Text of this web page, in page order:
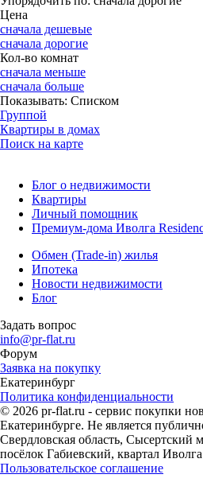
Цена
сначала дешевые
сначала дорогие
Кол-во комнат
сначала меньше
сначала больше
Показывать: Списком
Группой
Квартиры в домах
Поиск на карте
Блог о недвижимости
Квартиры
Личный помощник
Премиум-дома Иволга
Обмен (Trade-in) жилья
Ипотека
Новости недвижимости
Блог
Задать вопрос
info@pr-flat.ru
Форум
Заявка на покупку
Екатеринбург
Политика конфиденциальности
© 2026 pr-flat.ru - сервис покупки
Екатеринбурге. Не является
Свердловская область, Сысертский
посёлок Габиевский, квартал
Пользовательское соглашение